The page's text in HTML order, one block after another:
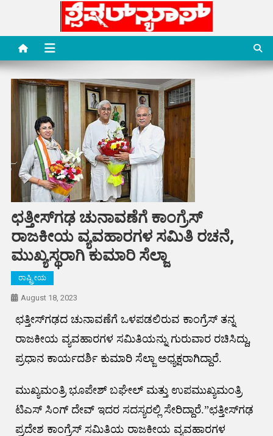
content
Special News Media
Special News Media
ಛತ್ತೀಸ್‌ಗಢ ಚುನಾವಣೆಗೆ ಕಾಂಗ್ರೆಸ್
ರಾಜಕೀಯ ವ್ಯವಹಾರಗಳ ಸಮಿತಿ ರಚನೆ,
ಮುಖ್ಯಸ್ಥರಾಗಿ ಕುಮಾರಿ ಸೆಲ್ಜಾ
ರಾಷ್ಟ್ರೀಯ
August 18, 2023
ಛತ್ತೀಸ್‌ಗಢದ ಚುನಾವಣೆಗೆ ಒಳಪಡಲಿರುವ ಕಾಂಗ್ರೆಸ್ ತನ್ನ
ರಾಜಕೀಯ ವ್ಯವಹಾರಗಳ ಸಮಿತಿಯನ್ನು ಗುರುವಾರ ರಚಿಸಿದ್ದು,
ಪ್ರಧಾನ ಕಾರ್ಯದರ್ಶಿ ಕುಮಾರಿ ಸೆಲ್ಜಾ ಅಧ್ಯಕ್ಷರಾಗಿದ್ದಾರೆ.
ಮುಖ್ಯಮಂತ್ರಿ ಭೂಪೇಶ್ ಬಘೇಲ್ ಮತ್ತು ಉಪಮುಖ್ಯಮಂತ್ರಿ
ಟಿಎಸ್ ಸಿಂಗ್ ದೇವ್ ಇದರ ಸದಸ್ಯರಲ್ಲಿ ಸೇರಿದ್ದಾರೆ.”ಛತ್ತೀಸ್‌ಗಢ
ಪ್ರದೇಶ ಕಾಂಗ್ರೆಸ್ ಸಮಿತಿಯ ರಾಜಕೀಯ ವ್ಯವಹಾರಗಳ